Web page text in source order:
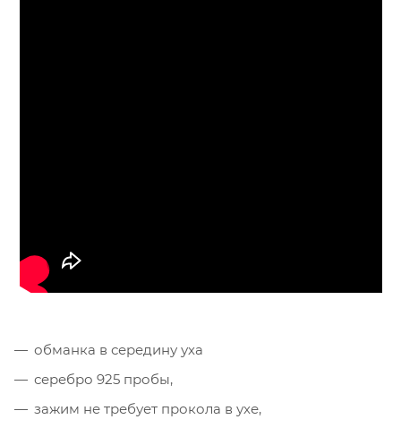
обманка в середину уха
серебро 925 пробы,
зажим не требует прокола в ухе,